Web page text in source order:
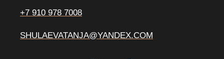
+7 910 978 7008
SHULAEVATANJA@YANDEX.COM